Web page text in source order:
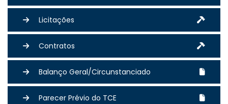
Licitações
Contratos
Balanço Geral/Circunstanciado
Parecer Prévio do TCE